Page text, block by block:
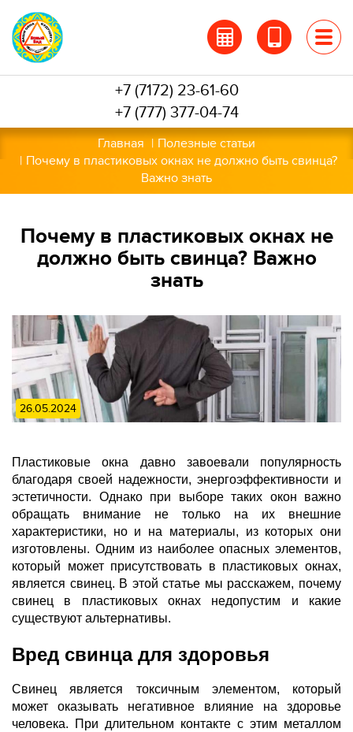
Перейти
основному
содержанию
+7 (7172) 23-61-60
+7 (777) 377-04-74
Главная
Полезные статьи
Почему в пластиковых окнах не должно быть свинца?
Важно знать
Почему в пластиковых окнах не
должно быть свинца? Важно
знать
26.05.2024
Пластиковые окна давно завоевали популярность
благодаря своей надежности, энергоэффективности и
эстетичности. Однако при выборе таких окон важно
обращать внимание не только на их внешние
характеристики, но и на материалы, из которых они
изготовлены. Одним из наиболее опасных элементов,
который может присутствовать в пластиковых окнах,
является свинец. В этой статье мы расскажем, почему
свинец в пластиковых окнах недопустим и какие
существуют альтернативы.
Вред свинца для здоровья
Свинец является токсичным элементом, который
может оказывать негативное влияние на здоровье
человека. При длительном контакте с этим металлом